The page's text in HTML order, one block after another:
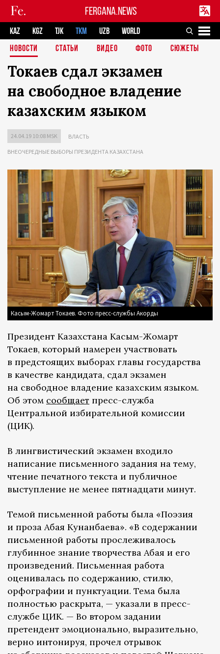
FERGANA.NEWS
KAZ KGZ TJK TKM UZB
WORLD
НОВОСТИ
СТАТЬИ ВИДЕО ФОТО СЮЖЕТЫ
Токаев сдал экзамен
на свободное владение
казахским языком
24.04.19 10:08 MSK ВЛАСТЬ
ВНЕОЧЕРЕДНЫЕ ВЫБОРЫ ПРЕЗИДЕНТА КАЗАХСТАНА
Касым-Жомарт Токаев. Фото пресс-службы Акорды
Президент Казахстана Касым-Жомарт
Токаев, который намерен участвовать
в предстоящих выборах главы государства
в качестве кандидата, сдал экзамен
на свободное владение казахским языком.
Об этом сообщает пресс-служба
Центральной избирательной комиссии
(ЦИК).
В лингвистический экзамен входило
написание письменного задания на тему,
чтение печатного текста и публичное
выступление не менее пятнадцати минут.
Темой письменной работы была «Поэзия
и проза Абая Кунанбаева». «В содержании
письменной работы прослеживалось
глубинное знание творчества Абая и его
произведений. Письменная работа
оценивалась по содержанию, стилю,
орфографии и пунктуации. Тема была
полностью раскрыта, — указали в пресс-
службе ЦИК. — Во втором задании
претендент эмоционально, выразительно,
верно интонируя, прочел отрывок